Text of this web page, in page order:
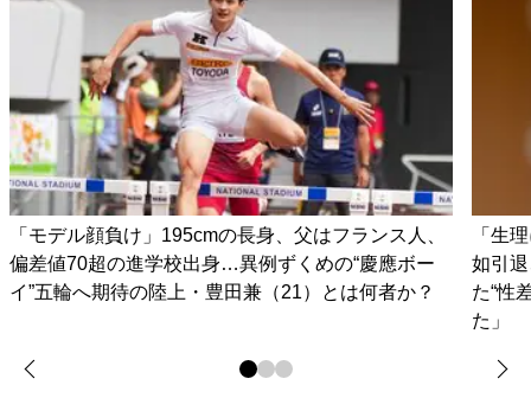
「モデル顔負け」195cmの長身、父はフランス人、
偏差値70超の進学校出身…異例ずくめの“慶應ボー
イ”五輪へ期待の陸上・豊田兼（21）とは何者か？
「生
如引
た“性
た」